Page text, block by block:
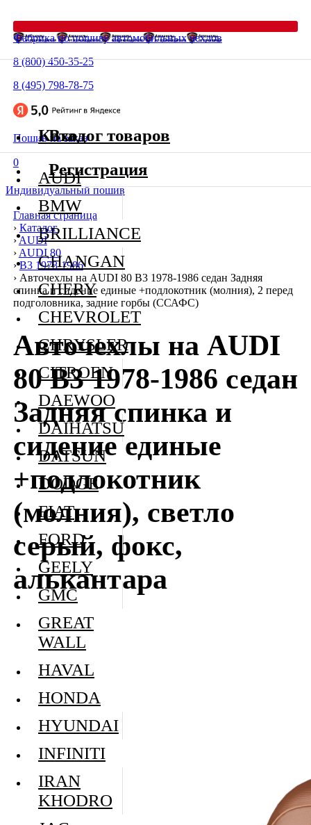
Фабрика по пошиву автомобильных чехлов
8 (800) 450-35-25
8 (495) 798-78-75
Пошив на заказ
0
Индивидуальный пошив
Главная страница
› Каталог
›AUDI
› AUDI 80
› В3 1978-1986
› Авточехлы на AUDI 80 В3 1978-1986 седан Задняя
спинка и сидение единые +подлокотник (молния), 2 перед
подголовника, задние горбы (ССАФС)
Авточехлы на AUDI
80 В3 1978-1986 седан
Задняя спинка и
сидение единые
+подлокотник
(молния), светло
серый, фокс,
алькантара
Каталог товаров
AUDI
BMW
BRILLIANCE
CHANGAN
CHERY
CHEVROLET
CHRYSLER
CITROEN
DAEWOO
DAIHATSU
DATSUN
DODGE
FIAT
FORD
GEELY
GMC
GREAT
WALL
HAVAL
HONDA
HYUNDAI
INFINITI
IRAN
KHODRO
Вход
Регистрация